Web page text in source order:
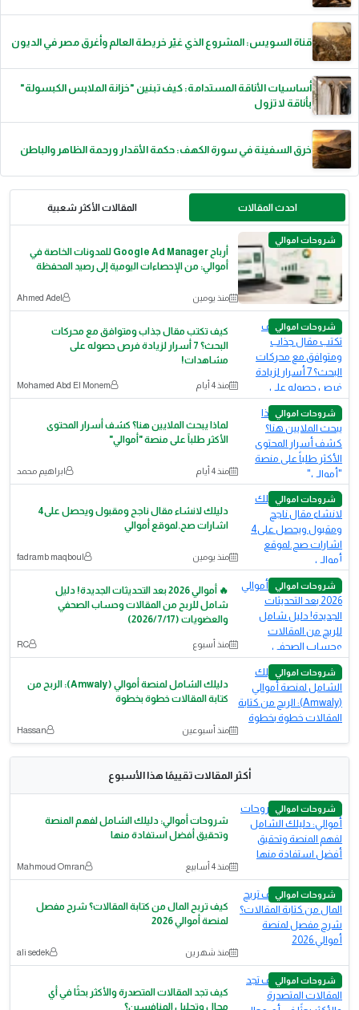
قناة السويس: المشروع الذي غيّر خريطة العالم وأغرق مصر في الديون
أساسيات الأناقة المستدامة: كيف تبنين "خزانة الملابس الكبسولة"
بأناقة لا تزول
خرق السفينة في سورة الكهف: حكمة الأقدار ورحمة الظاهر والباطن
احدث المقالات المقالات الأكثر شعبية
شروحات اموالي
أرباح Google Ad Manager للمدونات الخاصة في
أموالي: من الإحصاءات اليومية إلى رصيد المحفظة
منذ يومين Ahmed Adel
شروحات اموالي
كيف تكتب مقال جذاب ومتوافق مع محركات
البحث؟ 7 أسرار لزيادة فرص حصوله على
مشاهدات!
منذ 4 أيام Mohamed Abd El Monem
شروحات اموالي
لماذا يبحث الملايين هنا؟ كشف أسرار المحتوى
الأكثر طلباً على منصة "أموالي"
منذ 4 أيام ابراهيم محمد
شروحات اموالي
دليلك لانشاء مقال ناجح ومقبول ويحصل على4
اشارات صح.لموقع أموالي
منذ يومين fadramb maqboul
شروحات اموالي
🔥 أموالي 2026 بعد التحديثات الجديدة! دليل
شامل للربح من المقالات وحساب الصحفي
والعضويات (2026/7/17)
منذ أسبوع RC
شروحات اموالي
دليلك الشامل لمنصة أموالي (Amwaly): الربح من
كتابة المقالات خطوة بخطوة
منذ أسبوعين Hassan
أكثر المقالات تقييمًا هذا الأسبوع
شروحات اموالي
شروحات أموالي: دليلك الشامل لفهم المنصة
وتحقيق أفضل استفادة منها
منذ 4 أسابيع Mahmoud Omran
شروحات اموالي
كيف تربح المال من كتابة المقالات؟ شرح مفصل
لمنصة أموالي 2026
منذ شهرين ali sedek
شروحات اموالي
كيف تجد المقالات المتصدرة والأكثر بحثًا في أي
مجال وتحليل المنافسين؟